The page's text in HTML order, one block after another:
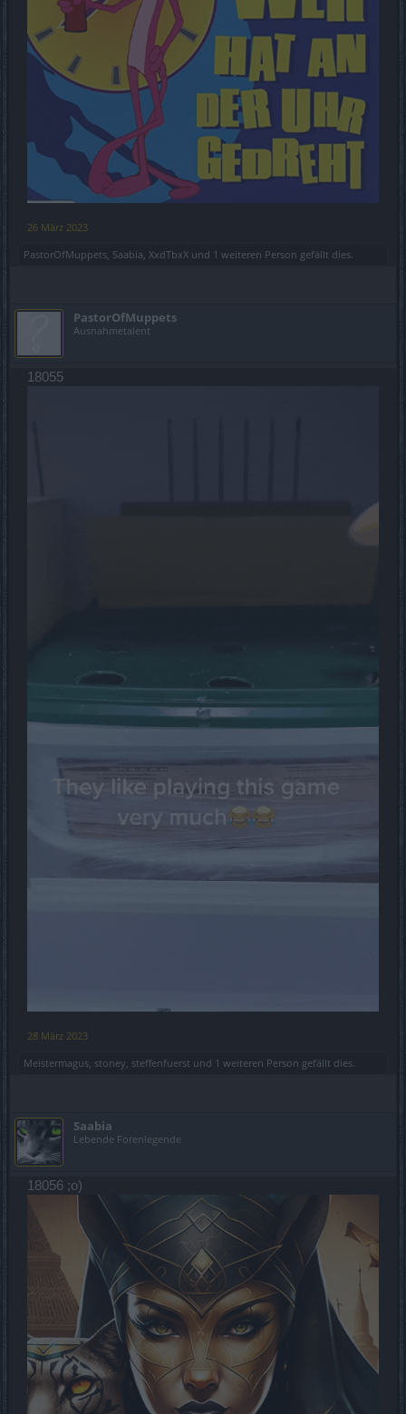
26 März 2023
PastorOfMuppets Saabia XxdTbxX und 1 weiteren Person gefällt dies.
PastorOfMuppets
Ausnahmetalent
18055
28 März 2023
Meistermagus stoney steffenfuerst und 1 weiteren Person gefällt dies.
Saabia
Lebende Forenlegende
18056 ;o)